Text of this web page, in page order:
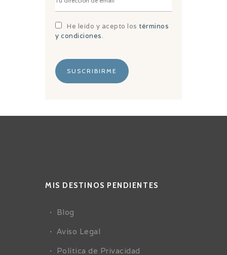
He leído y acepto los términos
y condiciones.
MIS DESTINOS PENDIENTES
Blog
Aviso Legal
Política de Privacidad